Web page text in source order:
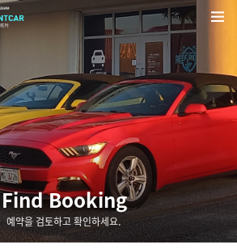
Find Booking
예약을 검토하고 확인하세요.